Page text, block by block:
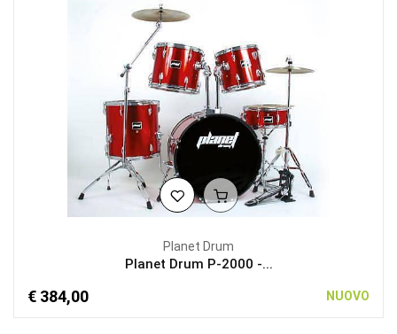
Planet Drum
Planet Drum P-2000 -...
€ 384,00 NUOVO